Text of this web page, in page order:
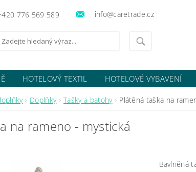
776 569 589 info@caretrade.cz
HOTELOVÝ TEXTIL HOTELOVÉ VYBAVENÍ
Doplňky Tašky a batohy Plátěná taška na
na rameno - mystická
Bavlněná